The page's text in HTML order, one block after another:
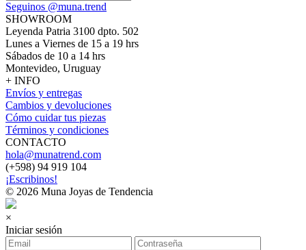
Seguinos @muna.trend
SHOWROOM
Leyenda Patria 3100 dpto. 502
Lunes a Viernes de 15 a 19 hrs
Sábados de 10 a 14 hrs
Montevideo, Uruguay
+ INFO
Envíos y entregas
Cambios y devoluciones
Cómo cuidar tus piezas
Términos y condiciones
CONTACTO
hola@munatrend.com
(+598) 94 919 104
¡Escribinos!
© 2026 Muna Joyas de Tendencia
×
Iniciar sesión